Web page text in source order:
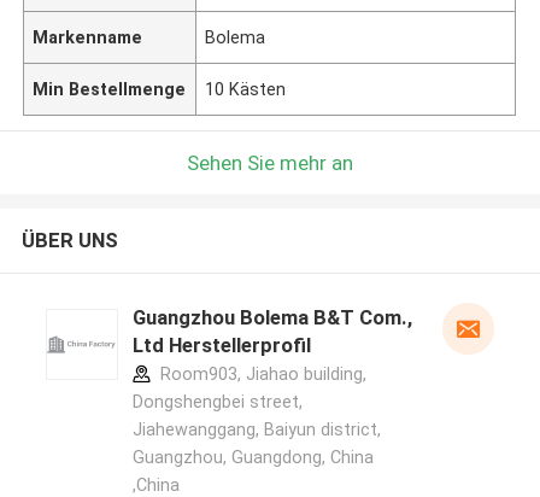
Markenname Bolema
Min Bestellmenge 10 Kästen
Sehen Sie mehr an
ÜBER UNS
Guangzhou Bolema B&T Com.,
Ltd Herstellerprofil
Room903, Jiahao building,
Dongshengbei street,
Jiahewanggang, Baiyun district,
Guangzhou, Guangdong, China
,China